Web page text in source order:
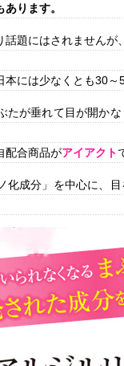
ります。
話題にはされません
本には少なくとも30
たが垂れて目が開か
配合商品がアイアクト
化成分」を中心に、